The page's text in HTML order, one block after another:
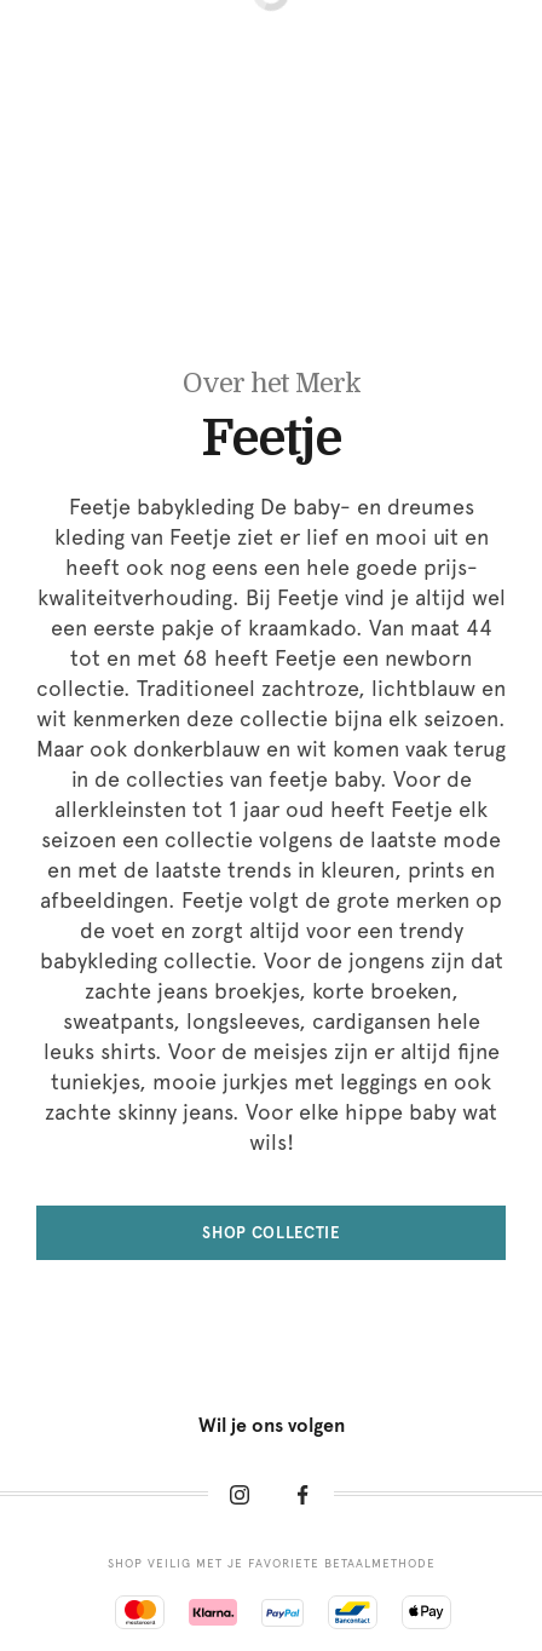
Over het Merk
Feetje
Feetje babykleding De baby- en dreumes
kleding van Feetje ziet er lief en mooi uit en
heeft ook nog eens een hele goede prijs-
kwaliteitverhouding. Bij Feetje vind je altijd wel
een eerste pakje of kraamkado. Van maat 44
tot en met 68 heeft Feetje een newborn
collectie. Traditioneel zachtroze, lichtblauw en
wit kenmerken deze collectie bijna elk seizoen.
Maar ook donkerblauw en wit komen vaak terug
in de collecties van feetje baby. Voor de
allerkleinsten tot 1 jaar oud heeft Feetje elk
seizoen een collectie volgens de laatste mode
en met de laatste trends in kleuren, prints en
afbeeldingen. Feetje volgt de grote merken op
de voet en zorgt altijd voor een trendy
babykleding collectie. Voor de jongens zijn dat
zachte jeans broekjes, korte broeken,
sweatpants, longsleeves, cardigansen hele
leuks shirts. Voor de meisjes zijn er altijd fijne
tuniekjes, mooie jurkjes met leggings en ook
zachte skinny jeans. Voor elke hippe baby wat
wils!
SHOP COLLECTIE
Wil je ons volgen
SHOP VEILIG MET JE FAVORIETE BETAALMETHODE